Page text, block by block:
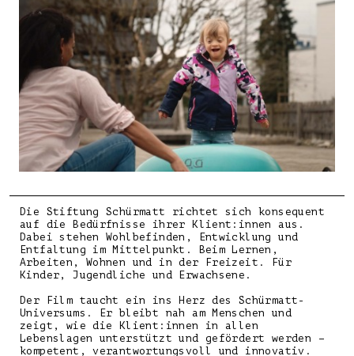
Die Stiftung Schürmatt richtet sich konsequent
auf die Bedürfnisse ihrer Klient:innen aus.
Dabei stehen Wohlbefinden, Entwicklung und
Entfaltung im Mittelpunkt. Beim Lernen,
Arbeiten, Wohnen und in der Freizeit. Für
Kinder, Jugendliche und Erwachsene.
Der Film taucht ein ins Herz des Schürmatt-
Universums. Er bleibt nah am Menschen und
zeigt, wie die Klient:innen in allen
Lebenslagen unterstützt und gefördert werden –
kompetent, verantwortungsvoll und innovativ.